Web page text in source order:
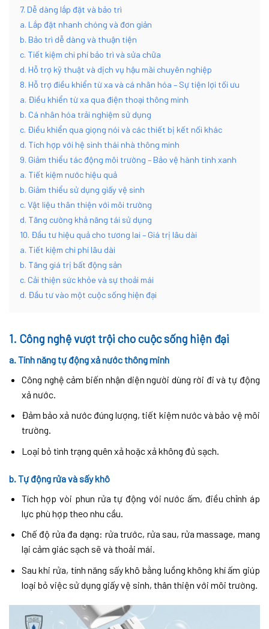
7. Dễ dàng lắp đặt và bảo trì
a. Lắp đặt nhanh chóng và đơn giản
b. Bảo trì dễ dàng và thuận tiện
c. Tiết kiệm chi phí bảo trì và sửa chữa
d. Hỗ trợ kỹ thuật và dịch vụ hậu mãi chuyên nghiệp
8. Hỗ trợ điều khiển từ xa và cá nhân hóa – Sự tiện lợi tối ưu
a. Điều khiển từ xa qua điện thoại thông minh
b. Cá nhân hóa trải nghiệm sử dụng
c. Điều khiển qua giọng nói và các thiết bị kết nối khác
d. Tích hợp với hệ sinh thái nhà thông minh
9. Giảm thiểu tác động môi trường – Bảo vệ hành tinh xanh
a. Tiết kiệm nước hiệu quả
b. Giảm thiểu sử dụng giấy vệ sinh
c. Vật liệu thân thiện với môi trường
d. Tăng cường khả năng tái sử dụng
10. Đầu tư hiệu quả cho tương lai – Giá trị lâu dài
a. Tiết kiệm chi phí lâu dài
b. Tăng giá trị bất động sản
c. Cải thiện sức khỏe và sự thoải mái
d. Đầu tư vào một cuộc sống hiện đại
1. Công nghệ vượt trội cho cuộc sống hiện đại
a. Tính năng tự động xả nước thông minh
Công nghệ cảm biến nhận diện người dùng rời đi và tự động
xả nước.
Đảm bảo xả nước đúng lượng, tiết kiệm nước và bảo vệ môi
trường.
Loại bỏ tình trạng quên xả hoặc xả không đủ sạch.
b. Tự động rửa và sấy khô
Tích hợp vòi phun rửa tự động với nước ấm, điều chỉnh áp
lực phù hợp theo nhu cầu.
Chế độ rửa đa dạng: rửa trước, rửa sau, rửa massage, mang
lại cảm giác sạch sẽ và thoải mái.
Sau khi rửa, tính năng sấy khô bằng luồng không khí ấm giúp
loại bỏ việc sử dụng giấy vệ sinh, thân thiện với môi trường.